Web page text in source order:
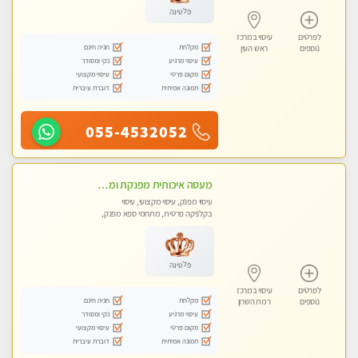
לפרטים
נוספים
עיסוי במרכז
ראש העין
פלטינה
מקלחת
חניה חינם
עיסוי מרגיע
נקי ומסודר
מקום פרטי
עיסוי מקצועי
תמונה אמיתית
דוברת עיברית
055-4532052
לפרטים
נוספים
עיסוי במרכז
רמת השרון
מעסה איכותית מפנקת ומקצועית לעיסוי חלומי ..... בהוד השרון
עיסוי מפנק, עיסוי מקצועי, עיסוי
בקלניקה פרטית, מתחמי ספא מפנק,
פלטינה
מקלחת
חניה חינם
עיסוי מרגיע
נקי ומסודר
מקום פרטי
עיסוי מקצועי
תמונה אמיתית
דוברת עיברית